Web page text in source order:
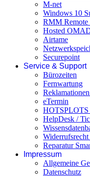
M-net
Windows 10
RMM Remote
Hosted
Airtame
Securepoint
Service & Support
Bürozeiten
Fernwartung
eTermin
HOTSPLOTS
HelpDesk /
Reparatur
Impressum
Allgemeine
Datenschutz